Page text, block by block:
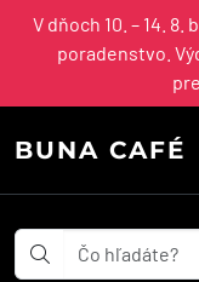
V dňoch 10. – 14.
poradenstvo.
BUNA CAFÉ